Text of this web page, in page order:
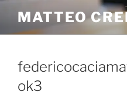
MATTEO
ok3